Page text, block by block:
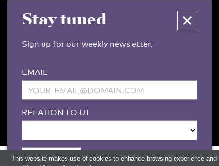
MAGAZINES
ADVERTISING & SERVICES
CONTACT
ARCHIVE
LINKS
DISCLAIMER / COPYRIGHT REDACTIESTATUUT
Stay tuned
Sign up for our weekly newsletter.
EMAIL
RELATION TO UT
This website makes use of cookies to enhance browsing experience and